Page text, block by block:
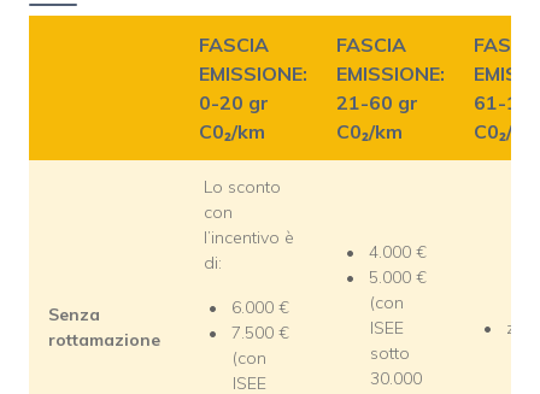
FASCIA
EMISSIONE:
0-20 gr
C0₂/km
FASCIA
EMISSIONE:
21-60 gr
C0₂/km
61-
C0₂/km
Senza
rottamazione
Lo sconto
con
l’incentivo è
di:
6.000 €
7.500 €
(con
ISEE
4.000 €
5.000 €
(con
ISEE
sotto
30.000